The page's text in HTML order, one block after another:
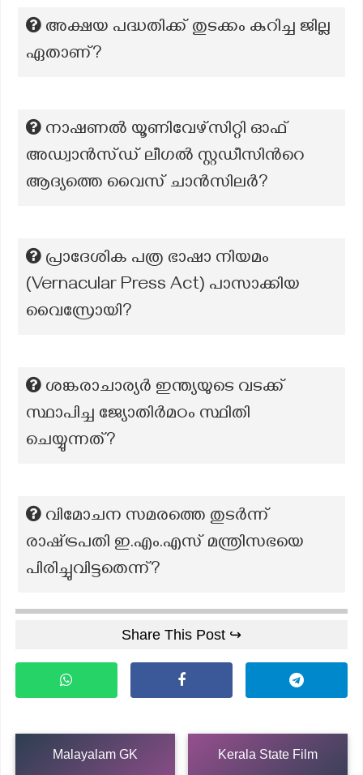
അക്ഷയ പദ്ധതിക്ക് തുടക്കം കുറിച്ച ജില്ല
ഏതാണ്?
നാഷണൽ യൂണിവേഴ്സിറ്റി ഓഫ്
അഡ്വാൻസ്ഡ് ലീഗൽ സ്റ്റഡീസിന്‍റെ
ആദ്യത്തെ വൈസ് ചാൻസിലർ?
പ്രാദേശിക പത്ര ഭാഷാ നിയമം
(Vernacular Press Act) പാസാക്കിയ
വൈസ്രോയി?
ശങ്കരാചാര്യർ ഇന്ത്യയുടെ വടക്ക്
സ്ഥാപിച്ച ജ്യോതിർമഠം സ്ഥിതി
ചെയ്യുന്നത്?
വിമോചന സമരത്തെ തുടർന്ന്
രാഷ്‌ട്രപതി ഇ.എം.എസ് മന്ത്രിസഭയെ
പിരിച്ചുവിട്ടതെന്ന്?
Share This Post ↪
Malayalam GK Kerala State Film